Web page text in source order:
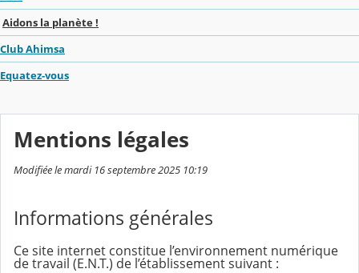
Aidons la planète !
Club Ahimsa
Equatez-vous
Mentions légales
Modifiée le mardi 16 septembre 2025 10:19
Informations générales
Ce site internet constitue l’environnement numérique
de travail (E.N.T.) de l’établissement suivant :